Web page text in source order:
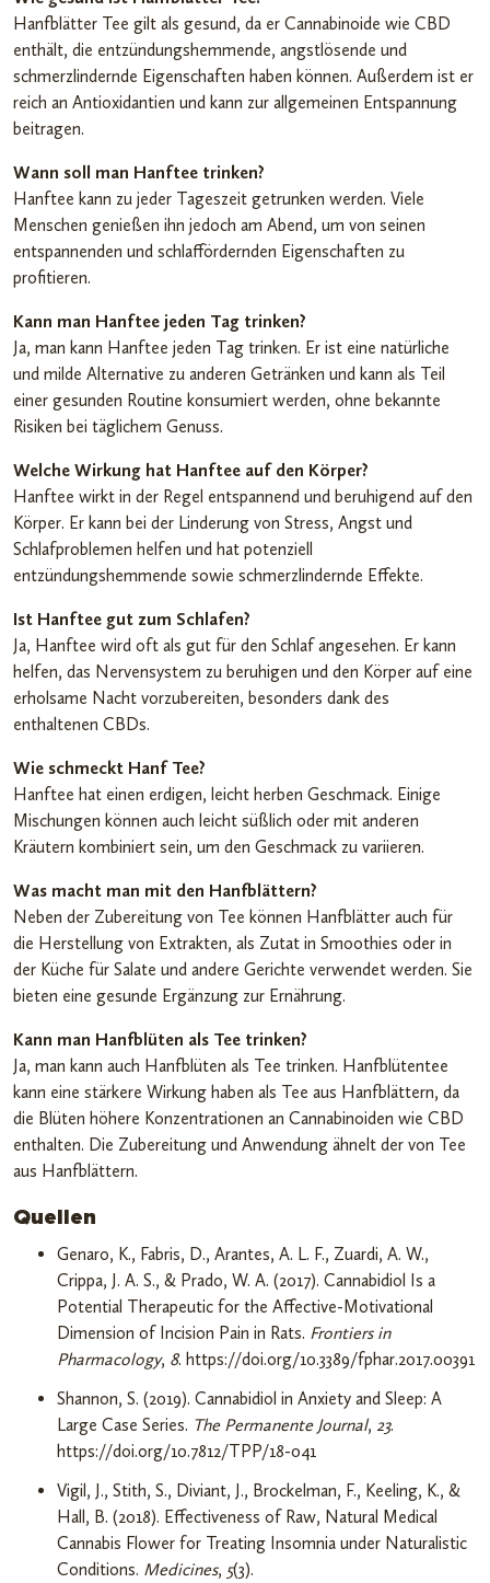
Hanfblätter Tee gilt als gesund, da er Cannabinoide wie CBD
enthält, die entzündungshemmende, angstlösende und
schmerzlindernde Eigenschaften haben können. Außerdem ist er
reich an Antioxidantien und kann zur allgemeinen Entspannung
beitragen.
Wann soll man Hanftee trinken?
Hanftee kann zu jeder Tageszeit getrunken werden. Viele
Menschen genießen ihn jedoch am Abend, um von seinen
entspannenden und schlaffördernden Eigenschaften zu
profitieren.
Kann man Hanftee jeden Tag trinken?
Ja, man kann Hanftee jeden Tag trinken. Er ist eine natürliche
und milde Alternative zu anderen Getränken und kann als Teil
einer gesunden Routine konsumiert werden, ohne bekannte
Risiken bei täglichem Genuss.
Welche Wirkung hat Hanftee auf den Körper?
Hanftee wirkt in der Regel entspannend und beruhigend auf den
Körper. Er kann bei der Linderung von Stress, Angst und
Schlafproblemen helfen und hat potenziell
entzündungshemmende sowie schmerzlindernde Effekte.
Ist Hanftee gut zum Schlafen?
Ja, Hanftee wird oft als gut für den Schlaf angesehen. Er kann
helfen, das Nervensystem zu beruhigen und den Körper auf eine
erholsame Nacht vorzubereiten, besonders dank des
enthaltenen CBDs.
Wie schmeckt Hanf Tee?
Hanftee hat einen erdigen, leicht herben Geschmack. Einige
Mischungen können auch leicht süßlich oder mit anderen
Kräutern kombiniert sein, um den Geschmack zu variieren.
Was macht man mit den Hanfblättern?
Neben der Zubereitung von Tee können Hanfblätter auch für
die Herstellung von Extrakten, als Zutat in Smoothies oder in
der Küche für Salate und andere Gerichte verwendet werden. Sie
bieten eine gesunde Ergänzung zur Ernährung.
Kann man Hanfblüten als Tee trinken?
Ja, man kann auch Hanfblüten als Tee trinken. Hanfblütentee
kann eine stärkere Wirkung haben als Tee aus Hanfblättern, da
die Blüten höhere Konzentrationen an Cannabinoiden wie CBD
enthalten. Die Zubereitung und Anwendung ähnelt der von Tee
aus Hanfblättern.
Quellen
Genaro, K., Fabris, D., Arantes, A. L. F., Zuardi, A. W.,
Crippa, J. A. S., & Prado, W. A. (2017). Cannabidiol Is a
Potential Therapeutic for the Affective-Motivational
Dimension of Incision Pain in Rats. Frontiers in
Pharmacology, 8. https://doi.org/10.3389/fphar.2017.00391
Shannon, S. (2019). Cannabidiol in Anxiety and Sleep: A
Large Case Series. The Permanente Journal, 23.
https://doi.org/10.7812/TPP/18-041
Vigil, J., Stith, S., Diviant, J., Brockelman, F., Keeling, K., &
Hall, B. (2018). Effectiveness of Raw, Natural Medical
Cannabis Flower for Treating Insomnia under Naturalistic
Conditions. Medicines, 5(3).